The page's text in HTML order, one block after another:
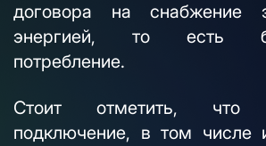
договора на снабжение
энергией, то есть
потребление.
Стоит отметить, что
подключение, в том числе